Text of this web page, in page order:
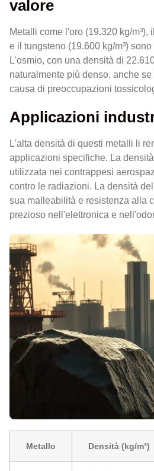
valore
Metalli come l'oro (19.320 kg/m³),
e il tungsteno (19.600 kg/m³)
L'osmio, con una densità di
naturalmente più denso, anche
causa di preoccupazioni
Applicazioni
L'alta densità di questi metalli li
applicazioni specifiche. La
utilizzata nei contrappesi
contro le radiazioni. La densità
sua malleabilità e resistenza alla
prezioso nell'elettronica e
Metallo Densità (kg/m³)